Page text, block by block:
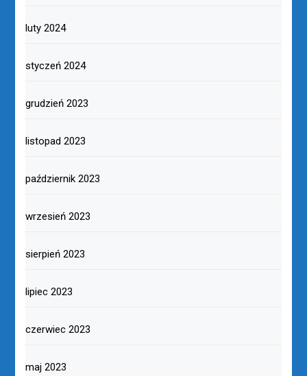
luty 2024
styczeń 2024
grudzień 2023
listopad 2023
październik 2023
wrzesień 2023
sierpień 2023
lipiec 2023
czerwiec 2023
maj 2023